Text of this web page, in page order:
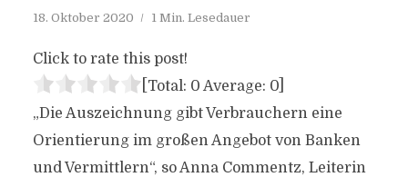
18. Oktober 2020 1 Min. Lesedauer
Click to rate this post!
[Total: 0 Average: 0]
„Die Auszeichnung gibt Verbrauchern eine
Orientierung im großen Angebot von Banken
und Vermittlern“, so Anna Commentz, Leiterin